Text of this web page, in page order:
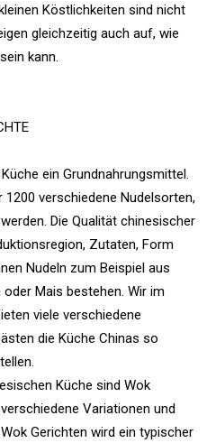
Köstlichkeiten sind nicht
gleichzeitig auch auf, wie
kann.
ein Grundnahrungsmittel.
verschiedene Nudelsorten,
Die Qualität chinesischer
Zutaten, Form
Nudeln zum Beispiel aus
oder Mais bestehen. Wir im
viele verschiedene
die Küche Chinas so
Küche sind Wok
Variationen und
Gerichten wird ein typischer